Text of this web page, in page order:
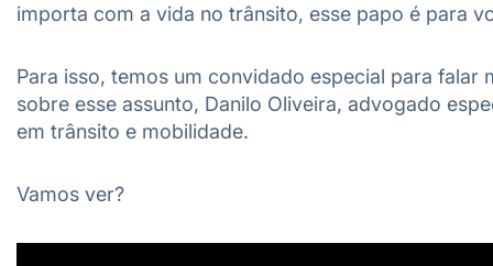
importa com a vida no trânsito, esse papo é para
Para isso, temos um convidado especial para falar
sobre esse assunto, Danilo Oliveira, advogado
em trânsito e mobilidade.
Vamos ver?